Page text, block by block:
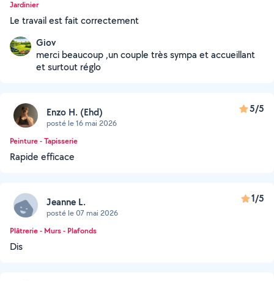
Jardinier
Le travail est fait correctement
Giov
merci beaucoup ,un couple très sympa et accueillant
et surtout réglo
Enzo H. (Ehd)
posté le 16 mai 2026
5/5
Peinture - Tapisserie
Rapide efficace
Jeanne L.
posté le 07 mai 2026
1/5
Plâtrerie - Murs - Plafonds
Dis